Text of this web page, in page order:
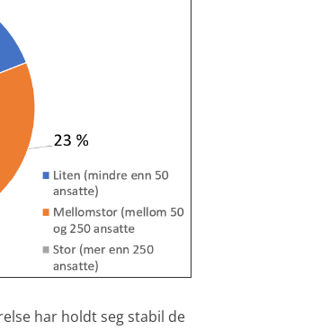
har holdt seg stabil de